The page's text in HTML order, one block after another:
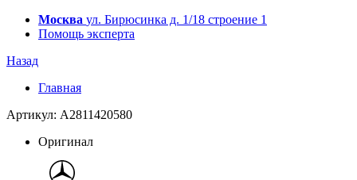
Москва ул. Бирюсинка д. 1/18 строение 1
Помощь эксперта
Назад
Главная
Артикул: A2811420580
Оригинал